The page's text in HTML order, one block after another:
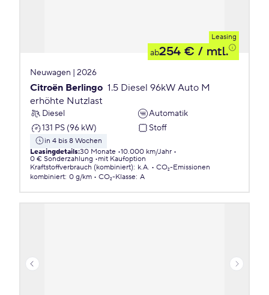
Leasing
ab254 € / mtl.
Neuwagen | 2026
Citroën Berlingo 1.5 Diesel 96kW Auto M
erhöhte Nutzlast
Diesel
Automatik
131 PS (96 kW)
Stoff
in 4 bis 8 Wochen
Leasingdetails:30 Monate 10.000 km/Jahr
0 € Sonderzahlung
mit Kaufoption
Kraftstoffverbrauch (kombiniert): k.A.
CO₂-Emissionen
kombiniert: 0 g/km CO₂-Klasse: A